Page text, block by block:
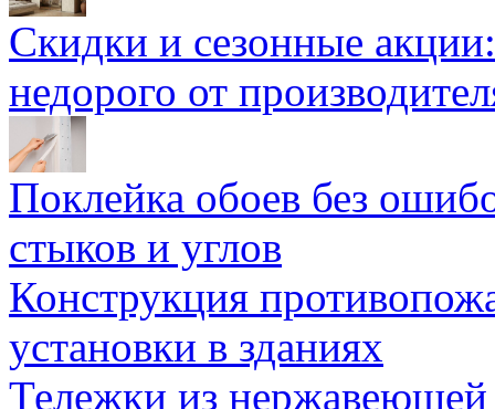
Скидки и сезонные
недорого от
Поклейка обоев без
стыков и углов
Конструкция
установки в зданиях
Тележки из